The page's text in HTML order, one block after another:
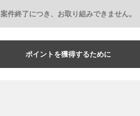
案件終了につき、お取り組みできません。
ポイントを獲得するために